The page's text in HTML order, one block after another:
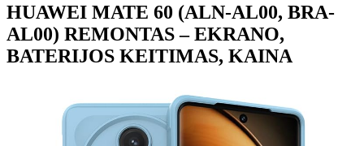
HUAWEI MATE 60 (ALN-AL00, BRA-
AL00) REMONTAS – EKRANO,
BATERIJOS KEITIMAS, KAINA